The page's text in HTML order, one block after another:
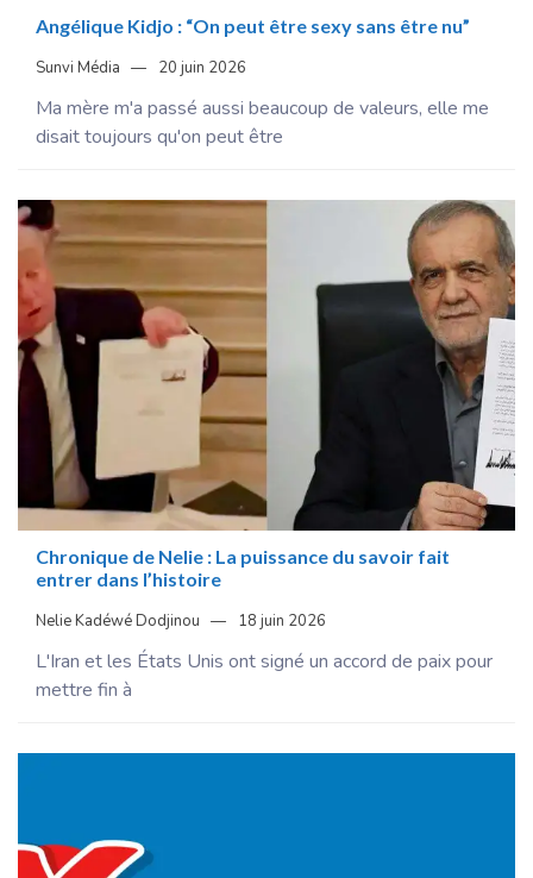
Angélique Kidjo : “On peut être sexy sans être nu”
Sunvi Média 20 juin 2026
Ma mère m'a passé aussi beaucoup de valeurs, elle me
disait toujours qu'on peut être
Chronique de Nelie : La puissance du savoir fait
entrer dans l’histoire
Nelie Kadéwé Dodjinou 18 juin 2026
L'Iran et les États Unis ont signé un accord de paix pour
mettre fin à